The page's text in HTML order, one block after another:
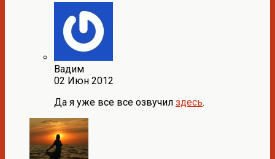
Вадим
02 Июн 2012
Да я уже все все озвучил здесь.